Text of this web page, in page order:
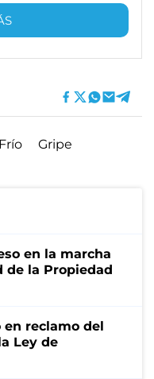
Frío Gripe
en la marcha
de la Propiedad
en reclamo del
Ley de